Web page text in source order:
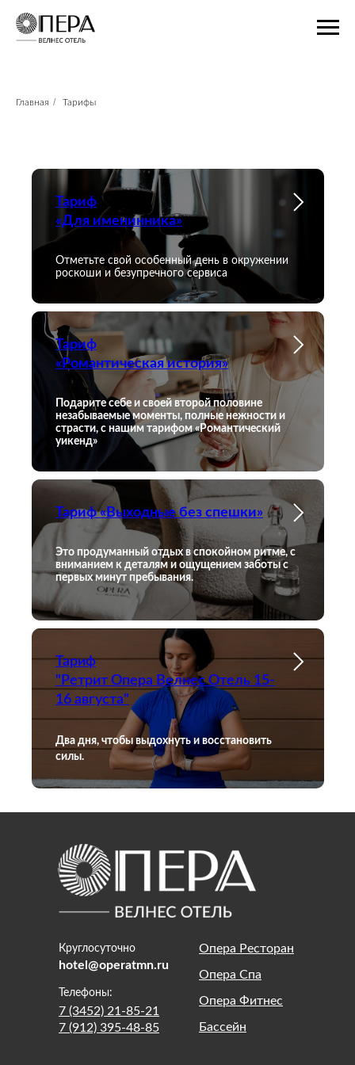
Главная / Тарифы
Тариф
«Для именинника»
Отметьте свой особенный день в окружении
роскоши и безупречного сервиса
Тариф
«Романтическая история»
Подарите себе и своей второй половине
незабываемые моменты, полные нежности и
страсти, с нашим тарифом «Романтический
уикенд»
Тариф «Выходные без спешки»
Это продуманный отдых в спокойном ритме, с
вниманием к деталям и ощущением заботы с
первых минут пребывания.
Тариф
"Ретрит Опера Велнес Отель 15-
16 августа"
Два дня, чтобы выдохнуть и восстановить
силы.
7 (3452) 21-85-21
Телефоны:
7 (912) 395-48-85
Круглосуточно Опера Ресторан
Опера Спа
Опера Фитнес
Бассейн
hotel@operatmn.ru